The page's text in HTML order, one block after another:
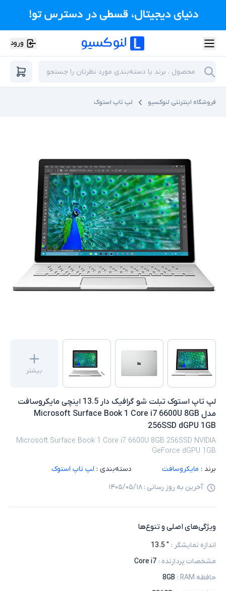
ورود
فروشگاه اینترنتی لنوکسیو لپ تاپ استوک
بیشتر
لپ تاپ استوک تبلت شو گرافیک دار 13.5 اینچی مایکروسافت
مدل Microsoft Surface Book 1 Core i7 6600U 8GB
256SSD dGPU 1GB
Microsoft Surface Book 1 Core i7 6600U 8GB 256SSD NVIDIA
GeForce dGPU 1GB
برند : مایکروسافت دسته‌بندی : لپ تاپ استوک
آخرین به روز رسانی : ۱۴۰۵/۰۵/۱۸
ویژگی‌های اصلی و تنوع‌ها
اندازه نمایشگر :
" 13.5
مشخصات پردازنده :
Core i7
حافظه RAM
:
8GB